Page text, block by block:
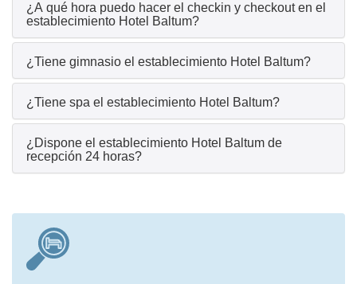
¿A qué hora puedo hacer el checkin y checkout en el
establecimiento Hotel Baltum?
¿Tiene gimnasio el establecimiento Hotel Baltum?
¿Tiene spa el establecimiento Hotel Baltum?
¿Dispone el establecimiento Hotel Baltum de
recepción 24 horas?